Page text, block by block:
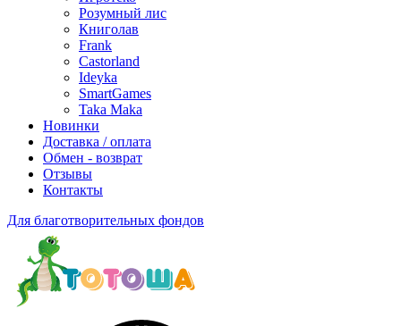
Розумный лис
Книголав
Frank
Castorland
Ideyka
SmartGames
Taka Maka
Новинки
Доставка / оплата
Обмен - возврат
Отзывы
Контакты
Для благотворительных фондов